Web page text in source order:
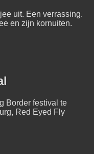
uit. Een verrassing.
en zijn kornuiten.
Border festival te
Red Eyed Fly